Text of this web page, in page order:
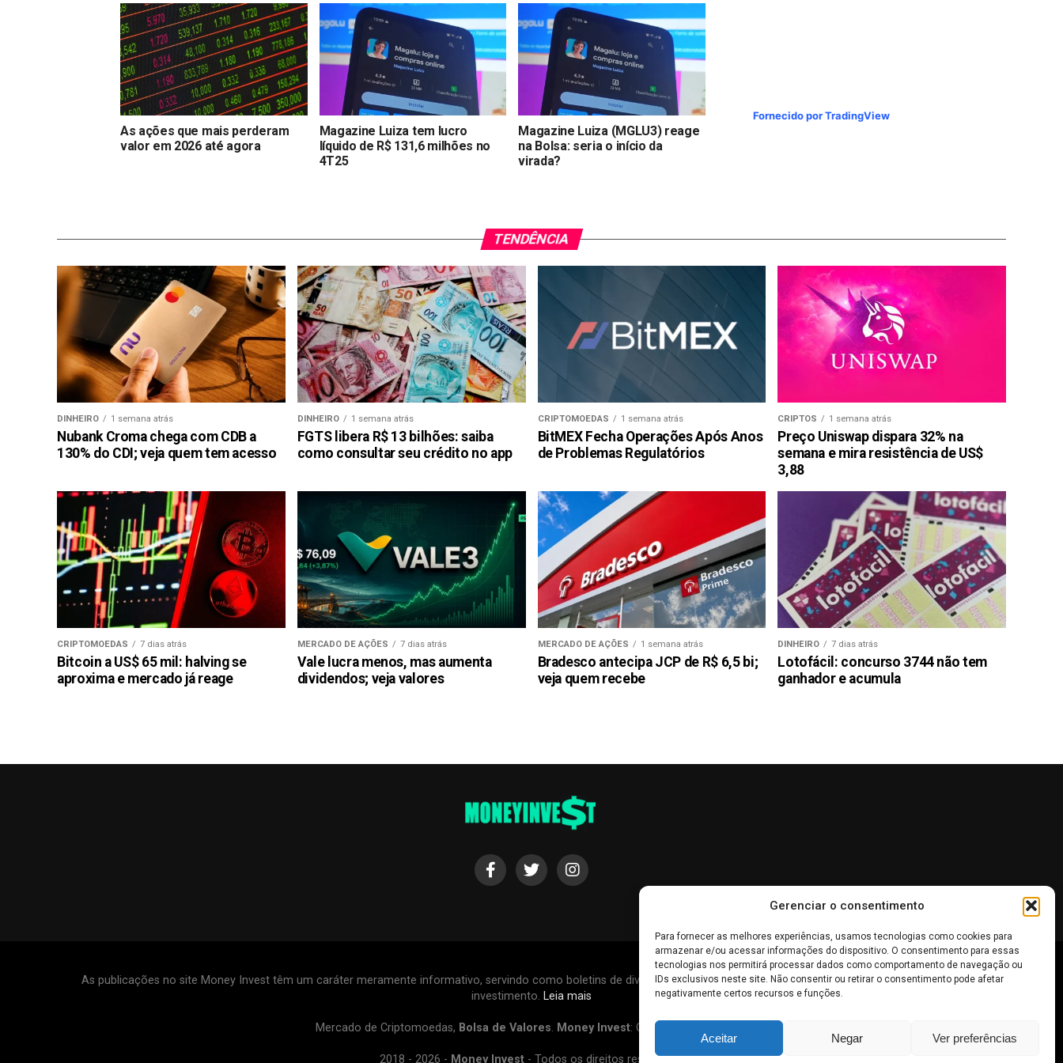
Gerenciar o consentimento
Para fornecer as melhores experiências, usamos tecnologias como cookies para
armazenar e/ou acessar informações do dispositivo. O consentimento para essas
tecnologias nos permitirá processar dados como comportamento de navegação ou
IDs exclusivos neste site. Não consentir ou retirar o consentimento pode afetar
negativamente certos recursos e funções.
Aceitar Negar Ver preferências
As ações que mais perderam
valor em 2026 até agora
Magazine Luiza tem lucro
líquido de R$ 131,6 milhões no
4T25
Magazine Luiza (MGLU3) reage
na Bolsa: seria o início da
virada?
Fornecido por TradingView
TENDÊNCIA
DINHEIRO 1 semana atrás
Nubank Croma chega com CDB a
130% do CDI; veja quem tem acesso
DINHEIRO 1 semana atrás
FGTS libera R$ 13 bilhões: saiba
como consultar seu crédito no app
CRIPTOMOEDAS 1 semana atrás
BitMEX Fecha Operações Após Anos
de Problemas Regulatórios
CRIPTOS 1 semana atrás
Preço Uniswap dispara 32% na
semana e mira resistência de US$
3,88
CRIPTOMOEDAS 7 dias atrás
Bitcoin a US$ 65 mil: halving se
aproxima e mercado já reage
MERCADO DE AÇÕES 7 dias atrás
Vale lucra menos, mas aumenta
dividendos; veja valores
MERCADO DE AÇÕES 1 semana atrás
Bradesco antecipa JCP de R$ 6,5 bi;
veja quem recebe
DINHEIRO 7 dias atrás
Lotofácil: concurso 3744 não tem
ganhador e acumula
As publicações no site Money Invest têm um caráter meramente informativo, servindo como boletins de divulgação, e não devem ser interpretadas como recomendações de
investimento. Leia mais
Mercado de Criptomoedas, Bolsa de Valores. Money Invest: O futuro do
2018 - 2026 - Money Invest- Todos os direitos reservados